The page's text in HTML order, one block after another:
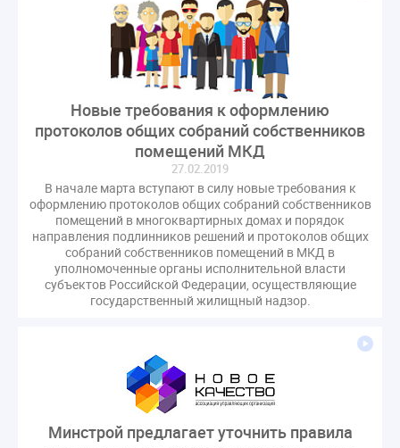
ЭкспертЖКХ
договор управления МКД
операторы связи
проверки
управляющая компания
Интервью
УК
газовое оборудование
государственная дума
обращение
общее имущество
провайдеры
проверки ЖКХ
саморегулирование
управляющие организации
Альберт Короленко
Госуслуги
ЖК РФ КоАП РФ
Почта России
РСО
Стандарты и качество
встреча
мероприятия
налоговая реформа
общее собрание собственников
ответственность
пени по жку
перерасчет платы
тарифы
теплоснабжение
Жилищная инспекция
Исследования
Казань
НДС
Общественная палата
Проект
Рабочая группа
Новые требования к оформлению
протоколов общих собраний собственников
помещений МКД
27.02.2019
В начале марта вступают в силу новые требования к
оформлению протоколов общих собраний собственников
помещений в многоквартирных домах и порядок
направления подлинников решений и протоколов общих
собраний собственников помещений в МКД в
уполномоченные органы исполнительной власти
субъектов Российской Федерации, осуществляющие
государственный жилищный надзор.
Минстрой предлагает уточнить правила